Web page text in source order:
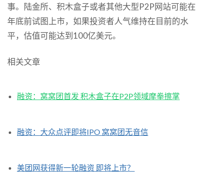
事。陆金所、积木盒子或者其他大型P2P网站可能在
年底前试图上市，如果投资者人气维持在目前的水
平，估值可能达到100亿美元。
相关文章
融资：窝窝团首发 积木盒子在P2P领域摩拳擦掌
融资：大众点评即将IPO 窝窝团无音信
美团网获得新一轮融资 即将上市？